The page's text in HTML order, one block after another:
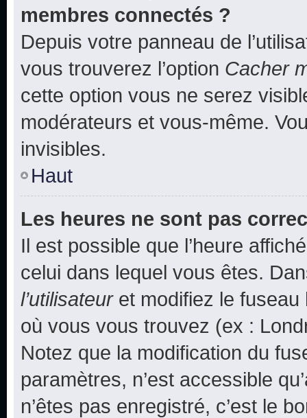
membres connectés ?
Depuis votre panneau de
vous trouverez l’option Cacher
cette option vous ne serez
modérateurs et vous-même.
invisibles.
Haut
Les heures ne sont pas
Il est possible que l’heure
celui dans lequel vous êtes.
l’utilisateuret modifiez le fuseau
où vous vous trouvez (ex :
Notez que la modification du
paramètres, n’est accessible
n’êtes pas enregistré, c’est le